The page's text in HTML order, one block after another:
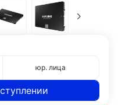
юр. лица